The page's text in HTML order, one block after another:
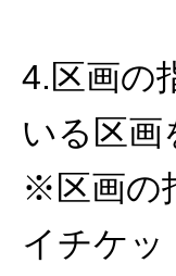
4.区画の
いる区画
※区画の
イチケ